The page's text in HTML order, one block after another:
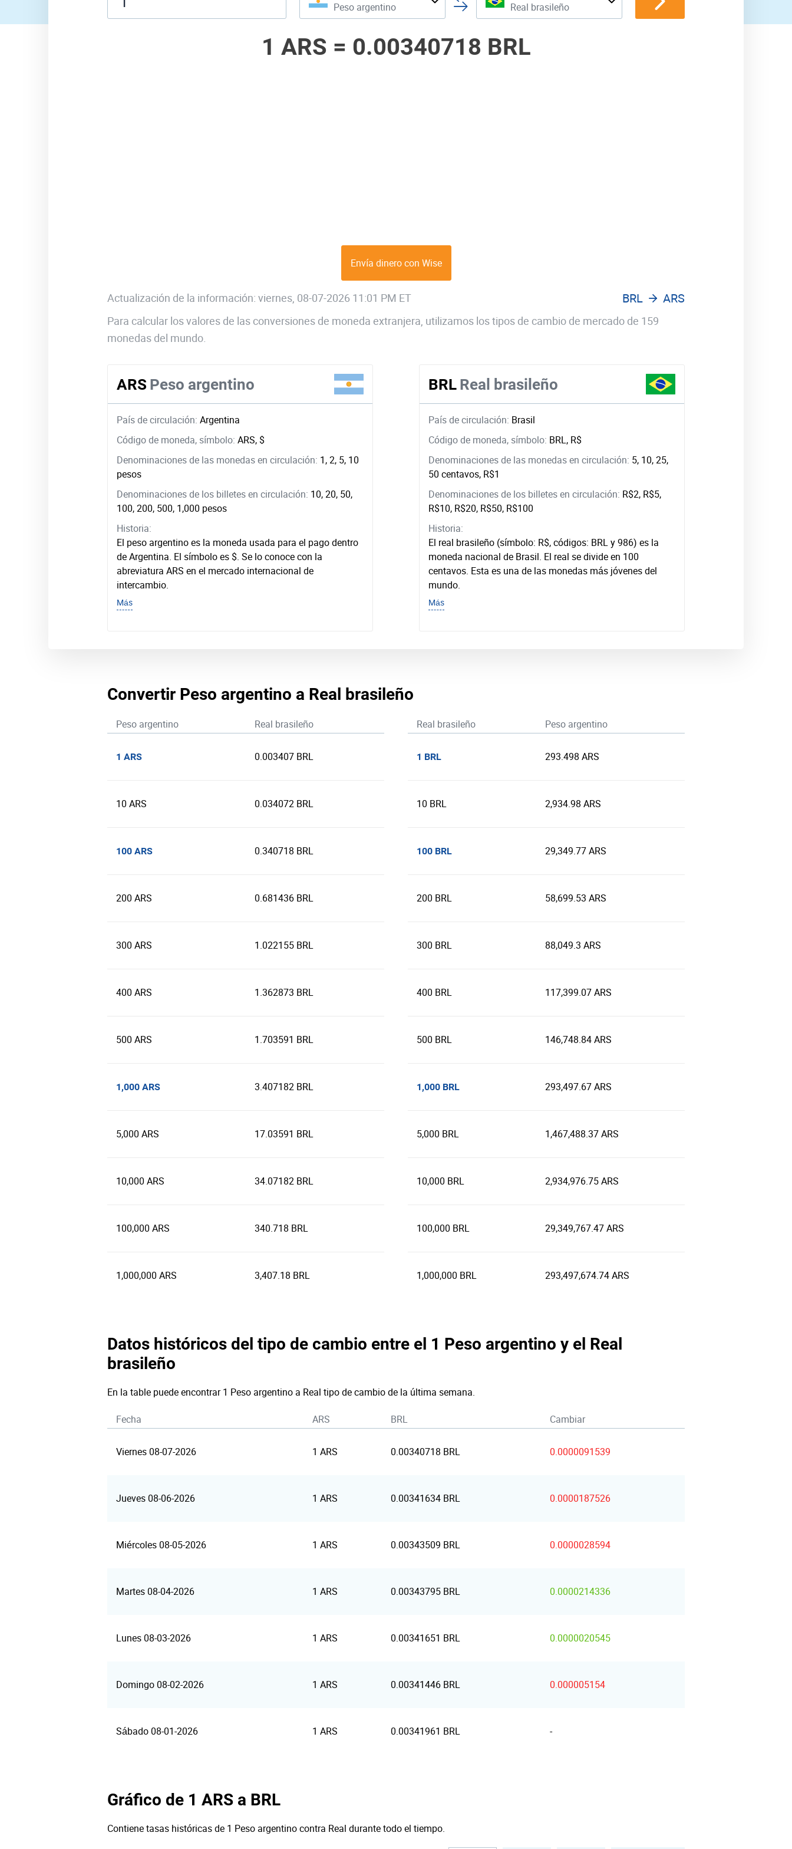
Peso argentino Real brasileño
1 ARS = 0.00340718 BRL
Envía dinero con Wise
Actualización de la información: viernes, 08-07-2026 11:01 PM ET BRL ARS
Para calcular los valores de las conversiones de moneda extranjera, utilizamos los tipos de cambio de mercado de 159
monedas del mundo.
ARS Peso argentino
País de circulación: Argentina
Código de moneda, símbolo: ARS, $
Denominaciones de las monedas en circulación: 1, 2, 5, 10
pesos
Denominaciones de los billetes en circulación: 10, 20, 50,
100, 200, 500, 1,000 pesos
Historia:
El peso argentino es la moneda usada para el pago dentro
de Argentina. El símbolo es $. Se lo conoce con la
abreviatura ARS en el mercado internacional de
intercambio.
Más
BRL Real brasileño
País de circulación: Brasil
Código de moneda, símbolo: BRL, R$
Denominaciones de las monedas en circulación: 5, 10, 25,
50 centavos, R$1
Denominaciones de los billetes en circulación: R$2, R$5,
R$10, R$20, R$50, R$100
Historia:
El real brasileño (símbolo: R$, códigos: BRL y 986) es la
moneda nacional de Brasil. El real se divide en 100
centavos. Esta es una de las monedas más jóvenes del
mundo.
Más
Convertir Peso argentino a Real brasileño
Peso argentino Real brasileño
1 ARS 0.003407 BRL
10 ARS 0.034072 BRL
100 ARS 0.340718 BRL
200 ARS 0.681436 BRL
300 ARS 1.022155 BRL
400 ARS 1.362873 BRL
500 ARS 1.703591 BRL
1,000 ARS 3.407182 BRL
5,000 ARS 17.03591 BRL
10,000 ARS 34.07182 BRL
100,000 ARS 340.718 BRL
1,000,000 ARS 3,407.18 BRL
Real brasileño Peso argentino
1 BRL 293.498 ARS
10 BRL 2,934.98 ARS
100 BRL 29,349.77 ARS
200 BRL 58,699.53 ARS
300 BRL 88,049.3 ARS
400 BRL 117,399.07 ARS
500 BRL 146,748.84 ARS
1,000 BRL 293,497.67 ARS
5,000 BRL 1,467,488.37 ARS
10,000 BRL 2,934,976.75 ARS
100,000 BRL 29,349,767.47 ARS
1,000,000 BRL 293,497,674.74 ARS
Datos históricos del tipo de cambio entre el 1 Peso argentino y el Real
brasileño
En la table puede encontrar 1 Peso argentino a Real tipo de cambio de la última semana.
Fecha ARS BRL Cambiar
Viernes 08-07-2026 1 ARS 0.00340718 BRL 0.0000091539
Jueves 08-06-2026 1 ARS 0.00341634 BRL 0.0000187526
Miércoles 08-05-2026 1 ARS 0.00343509 BRL 0.0000028594
Martes 08-04-2026 1 ARS 0.00343795 BRL 0.0000214336
Lunes 08-03-2026 1 ARS 0.00341651 BRL 0.0000020545
Domingo 08-02-2026 1 ARS 0.00341446 BRL 0.000005154
Sábado 08-01-2026 1 ARS 0.00341961 BRL -
Gráfico de 1 ARS a BRL
Contiene tasas históricas de 1 Peso argentino contra Real durante todo el tiempo.